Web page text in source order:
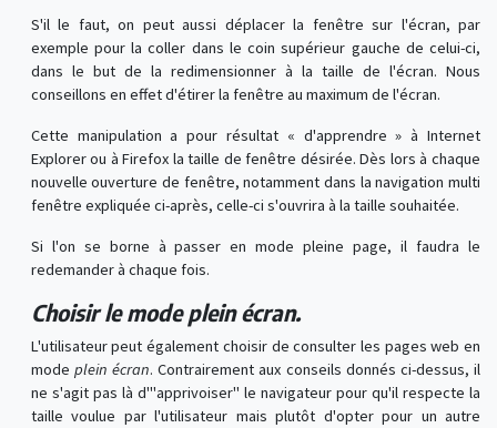
S'il le faut, on peut aussi déplacer la fenêtre sur l'écran, par
exemple pour la coller dans le coin supérieur gauche de celui-ci,
dans le but de la redimensionner à la taille de l'écran. Nous
conseillons en effet d'étirer la fenêtre au maximum de l'écran.
Cette manipulation a pour résultat « d'apprendre » à Internet
Explorer ou à Firefox la taille de fenêtre désirée. Dès lors à chaque
nouvelle ouverture de fenêtre, notamment dans la navigation multi
fenêtre expliquée ci-après, celle-ci s'ouvrira à la taille souhaitée.
Si l'on se borne à passer en mode pleine page, il faudra le
redemander à chaque fois.
Choisir le mode plein écran.
L'utilisateur peut également choisir de consulter les pages web en
mode plein écran. Contrairement aux conseils donnés ci-dessus, il
ne s'agit pas là d'"apprivoiser" le navigateur pour qu'il respecte la
taille voulue par l'utilisateur mais plutôt d'opter pour un autre